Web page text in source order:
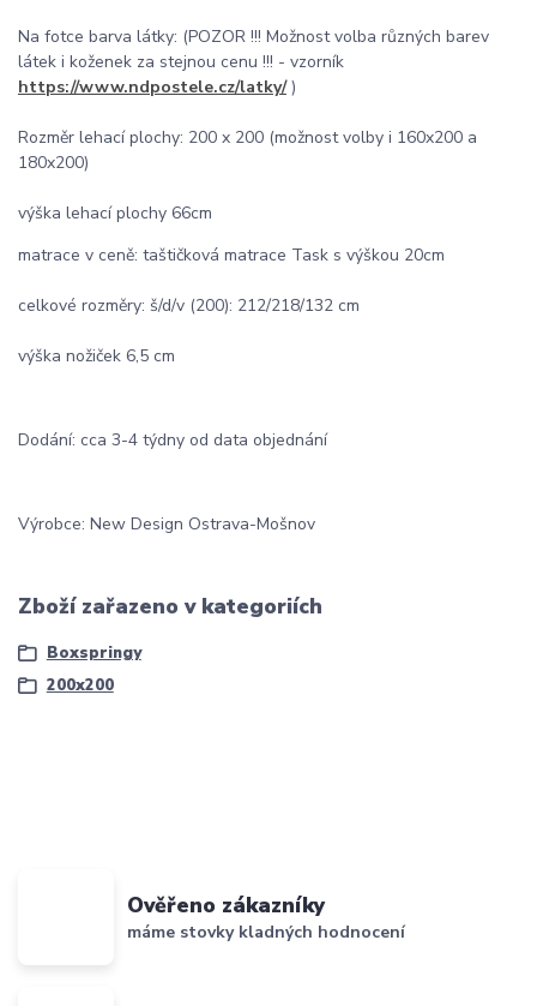
Na fotce barva látky: (POZOR !!! Možnost volba různých barev
látek i koženek za stejnou cenu !!! - vzorník
https://www.ndpostele.cz/latky/)
Rozměr lehací plochy: 200 x 200 (možnost volby i 160x200 a
180x200)
výška lehací plochy 66cm
matrace v ceně: taštičková matrace Task s výškou 20cm
celkové rozměry: š/d/v (200): 212/218/132 cm
výška nožiček 6,5 cm
Dodání: cca 3-4 týdny od data objednání
Výrobce: New Design Ostrava-Mošnov
Zboží zařazeno v kategoriích
Boxspringy
200x200
Ověřeno zákazníky
máme stovky kladných hodnocení